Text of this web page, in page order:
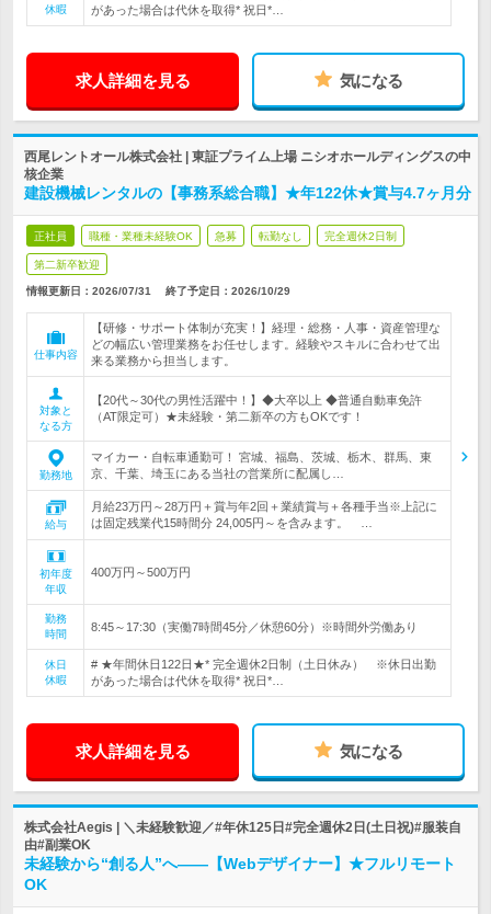
休暇
があった場合は代休を取得* 祝日*…
求人詳細を見る 気になる
西尾レントオール株式会社 | 東証プライム上場 ニシオホールディングスの中
核企業
建設機械レンタルの【事務系総合職】★年122休★賞与4.7ヶ月分
正社員 職種・業種未経験OK 急募 転勤なし 完全週休2日制
第二新卒歓迎
情報更新日：2026/07/31 終了予定日： 2026/10/29
仕事内容
【研修・サポート体制が充実！】経理・総務・人事・資産管理な
どの幅広い管理業務をお任せします。経験やスキルに合わせて出
来る業務から担当します。
対象と
なる方
【20代～30代の男性活躍中！】◆大卒以上 ◆普通自動車免許
（AT限定可）★未経験・第二新卒の方もOKです！
勤務地
マイカー・自転車通勤可！ 宮城、福島、茨城、栃木、群馬、東
京、千葉、埼玉にある当社の営業所に配属し…
給与
月給23万円～28万円＋賞与年2回＋業績賞与＋各種手当※上記に
は固定残業代15時間分 24,005円～を含みます。 …
初年度
年収
400万円～500万円
勤務
時間
8:45～17:30（実働7時間45分／休憩60分）※時間外労働あり
休日
休暇
# ★年間休日122日★* 完全週休2日制（土日休み） ※休日出勤
があった場合は代休を取得* 祝日*…
求人詳細を見る 気になる
株式会社Aegis | ＼未経験歓迎／#年休125日#完全週休2日(土日祝)#服装自
由#副業OK
未経験から“創る人”へ――【Webデザイナー】★フルリモート
OK